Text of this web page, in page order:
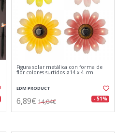
Figura solar metálica con forma de
flor colores surtidos ø14 x 4 cm
EDM PRODUCT
6,89€ 14,04€ - 51%